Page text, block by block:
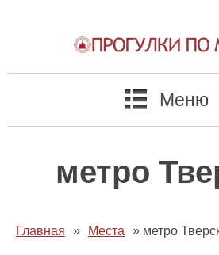
Меню
метро
Главная » Места » метро